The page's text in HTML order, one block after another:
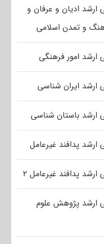
ارشد ادیان و عرفان و
و تمدن اسلامی
ارشد امور فرهنگی
ارشد ایران شناسی
ارشد باستان شناسی
ارشد پدافند غیرعامل
ارشد پدافند غیرعامل ۲
ارشد پژوهش علوم